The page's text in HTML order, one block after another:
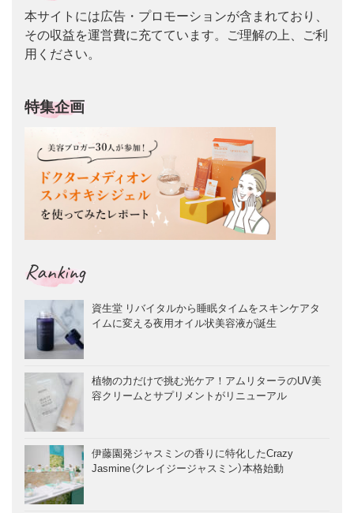
本サイトには広告・プロモーションが含まれており、
その収益を運営費に充てています。ご理解の上、ご利
用ください。
特集企画
Ranking
資生堂 リバイタルから睡眠タイムをスキンケアタ
イムに変える夜用オイル状美容液が誕生
植物の力だけで挑む光ケア！アムリターラのUV美
容クリームとサプリメントがリニューアル
伊藤園発ジャスミンの香りに特化したCrazy
Jasmine（クレイジージャスミン）本格始動